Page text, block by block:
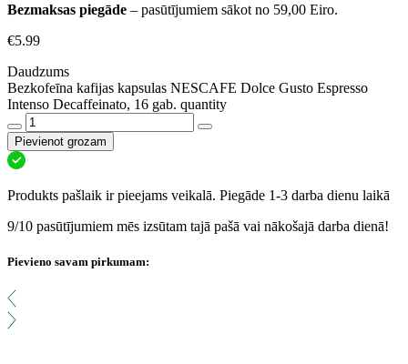
Bezmaksas piegāde – pasūtījumiem sākot no 59,00 Eiro.
€5.99
Daudzums
Bezkofeīna kafijas kapsulas NESCAFE Dolce Gusto Espresso
Intenso Decaffeinato, 16 gab. quantity
Pievienot grozam
Produkts pašlaik ir pieejams veikalā. Piegāde 1-3 darba dienu laikā
9/10 pasūtījumiem mēs izsūtam tajā pašā vai nākošajā darba dienā!
Pievieno savam pirkumam: